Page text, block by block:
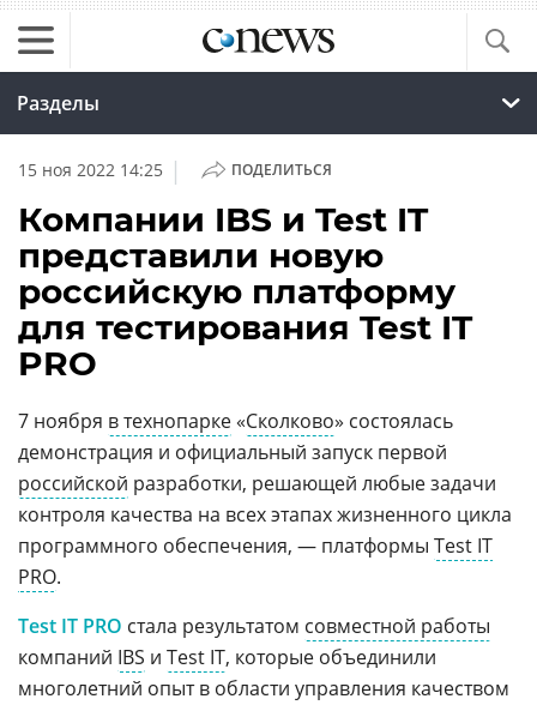
Разделы
15 ноя 2022 14:25 | ПОДЕЛИТЬСЯ
Компании IBS и Test IT
представили новую
российскую платформу
для тестирования Test IT
PRO
7 ноября в технопарке «Сколково» состоялась
демонстрация и официальный запуск первой
российской разработки, решающей любые задачи
контроля качества на всех этапах жизненного цикла
программного обеспечения, — платформы Test IT
PRO.
Test IT PRO стала результатом совместной работы
компаний IBS и Test IT, которые объединили
многолетний опыт в области управления качеством